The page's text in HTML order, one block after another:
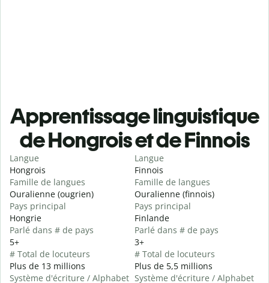
Apprentissage linguistique
de Hongrois et de Finnois
Langue
Hongrois
Famille de langues
Ouralienne (ougrien)
Pays principal
Hongrie
Parlé dans # de pays
5+
# Total de locuteurs
Plus de 13 millions
Système d'écriture / Alphabet
Langue
Finnois
Famille de langues
Ouralienne (finnois)
Pays principal
Finlande
Parlé dans # de pays
3+
# Total de locuteurs
Plus de 5,5 millions
Système d'écriture / Alphabet